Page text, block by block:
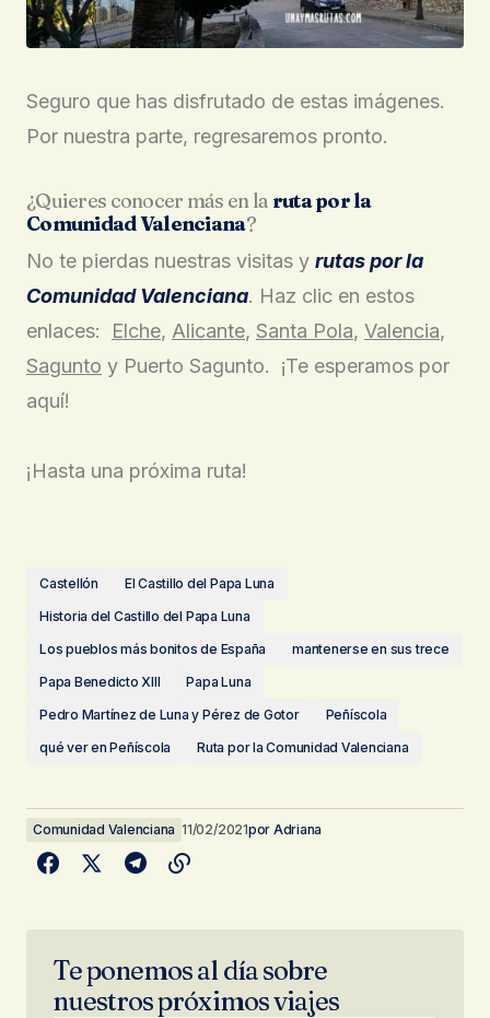
Seguro que has disfrutado de estas imágenes.
Por nuestra parte, regresaremos pronto.
¿Quieres conocer más en la ruta por la
Comunidad Valenciana?
No te pierdas nuestras visitas y rutas por la
Comunidad Valenciana. Haz clic en estos
enlaces: Elche, Alicante, Santa Pola, Valencia,
Sagunto y Puerto Sagunto.
¡Te esperamos por
aquí!
¡Hasta una próxima ruta!
Castellón
El Castillo del Papa Luna
Historia del Castillo del Papa Luna
Los pueblos más bonitos de España
mantenerse en sus trece
Papa Benedicto XIII
Papa Luna
Pedro Martínez de Luna y Pérez de Gotor
Peñíscola
qué ver en Peñíscola
Ruta por la Comunidad Valenciana
Comunidad Valenciana 11/02/2021por Adriana
Te ponemos al día sobre
nuestros próximos viajes